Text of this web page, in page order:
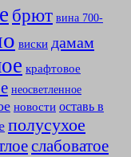
брют вина 700-
виски дамам
крафтовое
неосветленное
новости оставь в
полусухое
слабоватое